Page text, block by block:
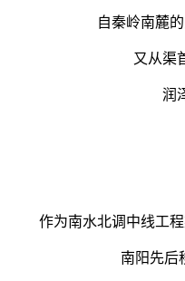
自秦岭南麓
又从渠
润
作为南水北调中线工
南阳先后